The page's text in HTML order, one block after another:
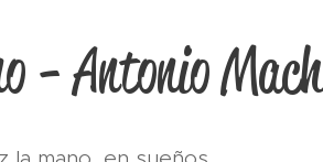
- Antonio